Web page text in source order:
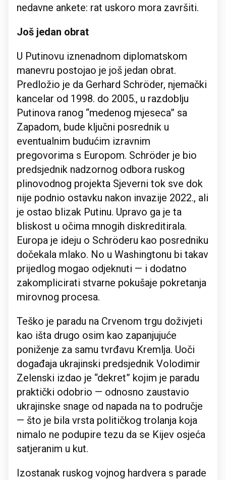
nedavne ankete: rat uskoro mora završiti.
Još jedan obrat
U Putinovu iznenadnom diplomatskom
manevru postojao je još jedan obrat.
Predložio je da Gerhard Schröder, njemački
kancelar od 1998. do 2005., u razdoblju
Putinova ranog “medenog mjeseca” sa
Zapadom, bude ključni posrednik u
eventualnim budućim izravnim
pregovorima s Europom. Schröder je bio
predsjednik nadzornog odbora ruskog
plinovodnog projekta Sjeverni tok sve dok
nije podnio ostavku nakon invazije 2022., ali
je ostao blizak Putinu. Upravo ga je ta
bliskost u očima mnogih diskreditirala.
Europa je ideju o Schröderu kao posredniku
dočekala mlako. No u Washingtonu bi takav
prijedlog mogao odjeknuti — i dodatno
zakomplicirati stvarne pokušaje pokretanja
mirovnog procesa.
Teško je paradu na Crvenom trgu doživjeti
kao išta drugo osim kao zapanjujuće
poniženje za samu tvrđavu Kremlja. Uoči
događaja ukrajinski predsjednik Volodimir
Zelenski izdao je “dekret” kojim je paradu
praktički odobrio — odnosno zaustavio
ukrajinske snage od napada na to područje
— što je bila vrsta političkog trolanja koja
nimalo ne podupire tezu da se Kijev osjeća
satjeranim u kut.
Izostanak ruskog vojnog hardvera s parade